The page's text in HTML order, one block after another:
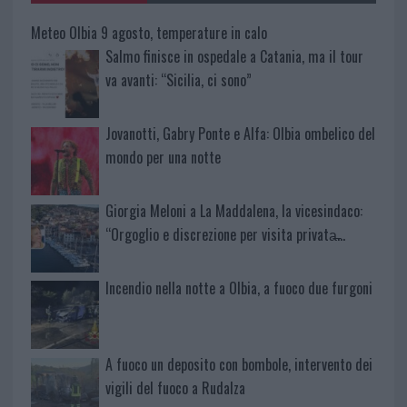
Meteo Olbia 9 agosto, temperature in calo
Salmo finisce in ospedale a Catania, ma il tour
va avanti: “Sicilia, ci sono”
Jovanotti, Gabry Ponte e Alfa: Olbia ombelico del
mondo per una notte
Giorgia Meloni a La Maddalena, la vicesindaco:
“Orgoglio e discrezione per visita privata̶…
Incendio nella notte a Olbia, a fuoco due furgoni
A fuoco un deposito con bombole, intervento dei
vigili del fuoco a Rudalza